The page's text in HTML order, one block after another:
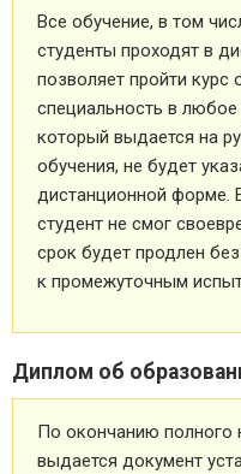
Все обучение, в том
студенты проходят в
позволяет пройти курс
специальность в
который выдается на
обучения, не будет
дистанционной форме.
студент не смог
срок будет продлен
к промежуточным
Диплом об
По окончанию полного
выдается документ